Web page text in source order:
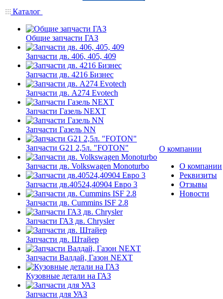
Каталог
Общие запчасти ГАЗ
Запчасти дв. 406, 405, 409
Запчасти дв. 4216 Бизнес
Запчасти дв. A274 Evotech
Запчасти Газель NEXT
Запчасти Газель NN
Запчасти G21 2,5л. "FOTON"
Запчасти дв. Volkswagen Monoturbo
Запчасти дв.40524,40904 Евро 3
Запчасти дв. Cummins ISF 2.8
Запчасти ГАЗ дв. Chrysler
Запчасти дв. Штайер
Запчасти Валдай, Газон NEXT
Кузовные детали на ГАЗ
Запчасти для УАЗ
О компании
О компании
Реквизиты
Отзывы
Новости